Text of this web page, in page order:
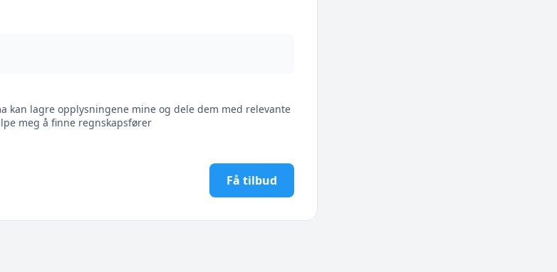
kan lagre opplysningene mine og dele dem med relevante
meg å finne regnskapsfører
Få tilbud